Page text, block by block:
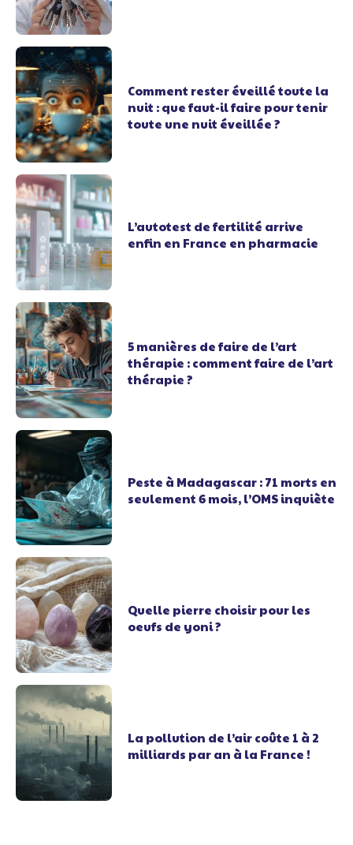
Comment rester éveillé toute la
nuit : que faut-il faire pour tenir
toute une nuit éveillée ?
L’autotest de fertilité arrive
enfin en France en pharmacie
5 manières de faire de l’art
thérapie : comment faire de l’art
thérapie ?
Peste à Madagascar : 71 morts en
seulement 6 mois, l’OMS inquiète
Quelle pierre choisir pour les
oeufs de yoni ?
La pollution de l’air coûte 1 à 2
milliards par an à la France !